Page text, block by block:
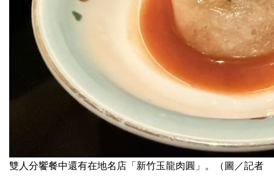
雙人分饗餐中還有在地名店「新竹玉龍肉圓」。（圖／記者